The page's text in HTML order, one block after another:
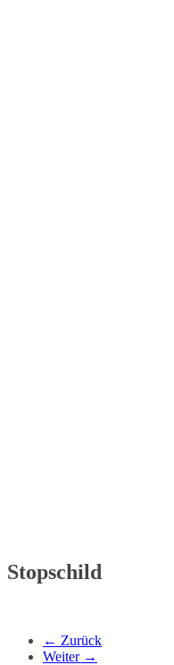
Stopschild
← Zurück
Weiter →